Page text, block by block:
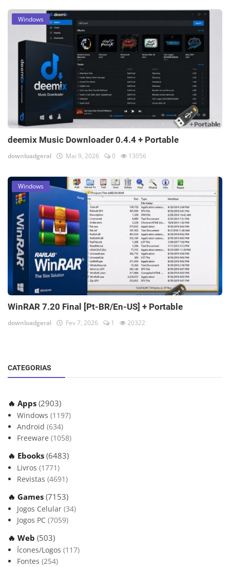
Windows
deemix Music Downloader 0.4.4 + Portable
downloadgeral Mai 9, 2026 0 13056
Windows
WinRAR 7.20 Final [Pt-BR/En-US] + Portable
downloadgeral Fev 7, 2026 1 20322
CATEGORIAS
🔥 Apps (2903)
Windows (1197)
Android (634)
Freeware (1058)
🔥 Ebooks (6483)
Livros (1771)
Revistas (4691)
🔥 Games (7153)
Jogos Celular (34)
Jogos PC (7059)
🔥 Web (503)
Ícones/Logos (117)
Fontes (254)